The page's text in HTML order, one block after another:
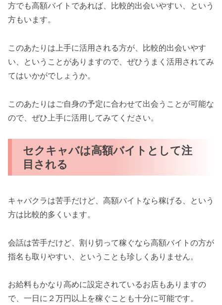
方でも高額バイトであれば、比較的出会いやすい、という
方もいます。
このあたりは上手に活用される方が、比較的出会いやす
い、ということがありますので、ぜひうまく活用されてみ
てはいかがでしょうか。
このあたりはご自身の予定に合わせて出会うことが可能な
ので、ぜひ上手に活用してみてください。
セクキャバは高額バイトとして注
目される
キャバクラは苦手だけど、高額バイトなら稼げる、という
方は比較的多くいます。
会話は苦手だけど、割り切って稼ぐなら高額バイトの方が
指名も取りやすい、ということも珍しくありません。
お給料もかなり高めに設定されているお店もありますの
で、一日に２万円以上を稼ぐことも十分に可能です。